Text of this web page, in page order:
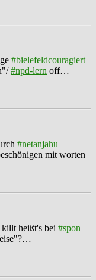
#bielefeldcouragiert
#npd-lern off…
#netanjahu
mit worten
heißt's bei #spon